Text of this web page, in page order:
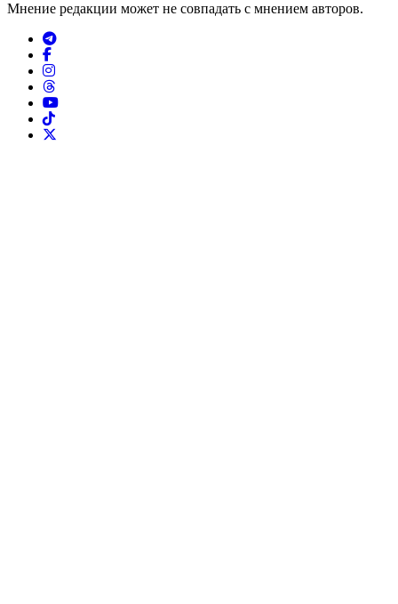
Мнение редакции может не совпадать с мнением авторов.